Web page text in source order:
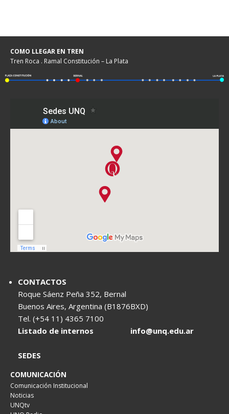
COMO LLEGAR EN TREN
Tren Roca . Ramal Constitución – La Plata
CONTACTOS
Roque Sáenz Peña 352, Bernal
Buenos Aires, Argentina (B1876BXD)
Tel. (+54 11) 4365 7100
Listado de internos
info@unq.edu.ar
SEDES
COMUNICACIÓN
Comunicación Institucional
Noticias
UNQtv